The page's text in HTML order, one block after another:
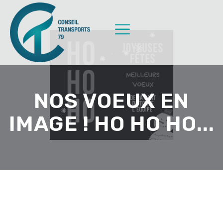
NOS VOEUX EN
IMAGE ! HO HO HO...